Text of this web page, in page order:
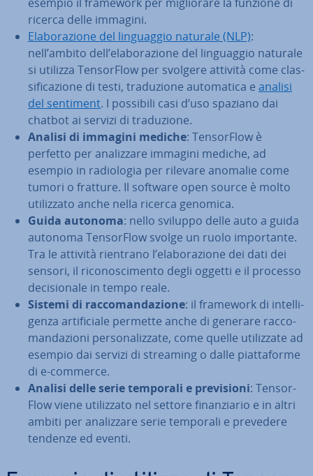
ricerca delle immagini.
Ela­bo­ra­zio­ne del lin­guag­gio naturale (NLP):
nell’ambito dell’ela­bo­ra­zio­ne del lin­guag­gio naturale
si utilizza Ten­sor­Flow per svolgere attività come clas­
si­fi­ca­zio­ne di testi, tra­du­zio­ne au­to­ma­ti­ca e analisi
del sentiment. I possibili casi d’uso spaziano dai
chatbot ai servizi di tra­du­zio­ne.
Analisi di immagini mediche: Ten­sor­Flow è
perfetto per ana­liz­za­re immagini mediche, ad
esempio in ra­dio­lo­gia per rilevare anomalie come
tumori o fratture. Il software open source è molto
uti­liz­za­to anche nella ricerca genomica.
Guida autonoma: nello sviluppo delle auto a guida
autonoma Ten­sor­Flow svolge un ruolo im­por­tan­te.
Tra le attività rientrano l’ela­bo­ra­zio­ne dei dati dei
sensori, il ri­co­no­sci­men­to degli oggetti e il processo
de­ci­sio­na­le in tempo reale.
Sistemi di rac­co­man­da­zio­ne: il framework di in­tel­li­
gen­za ar­ti­fi­cia­le permette anche di generare rac­co­
man­da­zio­ni per­so­na­liz­za­te, come quelle uti­liz­za­te ad
esempio dai servizi di streaming o dalle piat­ta­for­me
di e-commerce.
Analisi delle serie temporali e pre­vi­sio­ni: Ten­sor­
Flow viene uti­liz­za­to nel settore fi­nan­zia­rio e in altri
ambiti per ana­liz­za­re serie temporali e prevedere
tendenze ed eventi.